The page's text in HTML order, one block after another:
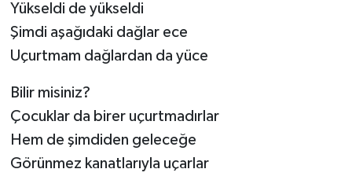
Yükseldi de yükseldi
Şimdi aşağıdaki dağlar ece
Uçurtmam dağlardan da yüce
Bilir misiniz?
Çocuklar da birer uçurtmadırlar
Hem de şimdiden geleceğe
Görünmez kanatlarıyla uçarlar